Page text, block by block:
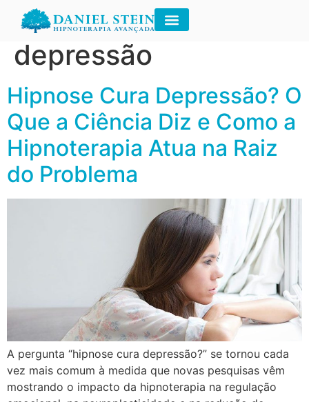
Tag:hipnose cura
depressão
Hipnose Cura Depressão? O
Que a Ciência Diz e Como a
Hipnoterapia Atua na Raiz
do Problema
A pergunta “hipnose cura depressão?” se tornou cada
vez mais comum à medida que novas pesquisas vêm
mostrando o impacto da hipnoterapia na regulação